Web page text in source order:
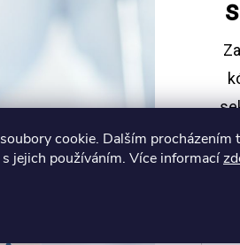
cookie. Dalším procházením
jejich používáním. Více informací